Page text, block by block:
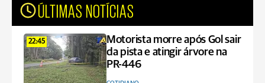
ÚLTIMAS NOTÍCIAS
22:45
Motorista morre após Gol sair
da pista e atingir árvore na
PR-446